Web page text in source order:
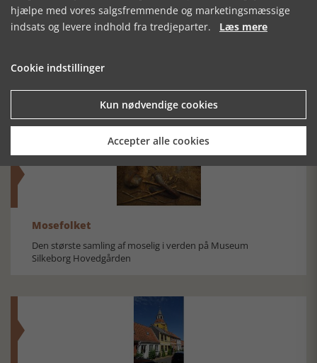
HANSTHOLM.
DRØM OG
VIRKELIGHED
HISTORIE 1-2
OG BY
Mosefolket
Den største samling af moselig i verden på Museum
Silkeborg Hovedgården
hjælpe med vores salgsfremmende og marketingsmæssige
indsats og levere indhold fra tredjeparter. Læs mere
Cookie indstillinger
Kun nødvendige cookies
Accepter alle cookies